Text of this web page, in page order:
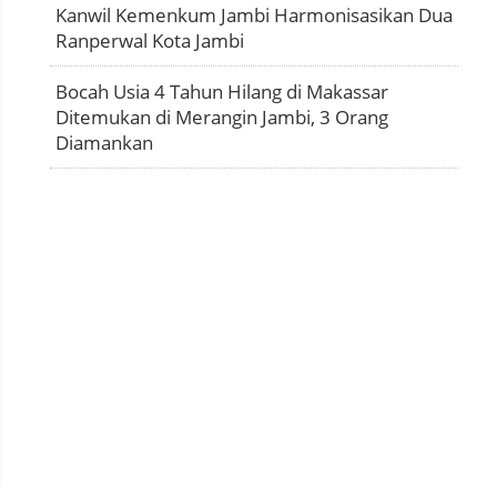
Kanwil Kemenkum Jambi Harmonisasikan Dua
Ranperwal Kota Jambi
Bocah Usia 4 Tahun Hilang di Makassar
Ditemukan di Merangin Jambi, 3 Orang
Diamankan